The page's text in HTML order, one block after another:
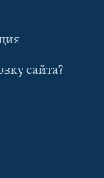
сайта?